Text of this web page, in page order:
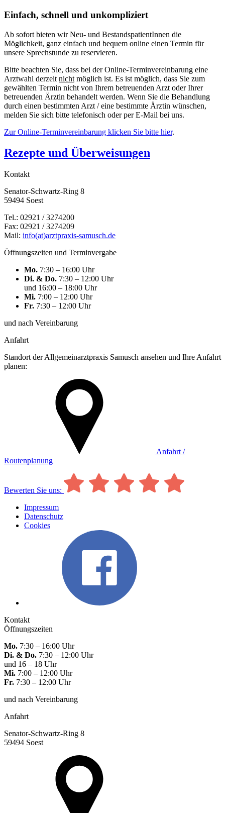
Einfach, schnell und unkompliziert
Ab sofort bieten wir Neu- und BestandspatientInnen die
Möglichkeit, ganz einfach und bequem online einen Termin für
unsere Sprechstunde zu reservieren.
Bitte beachten Sie, dass bei der Online-Terminvereinbarung eine
Arztwahl derzeit nicht möglich ist. Es ist möglich, dass Sie zum
gewählten Termin nicht von Ihrem betreuenden Arzt oder Ihrer
betreuenden Ärztin behandelt werden. Wenn Sie die Behandlung
durch einen bestimmten Arzt / eine bestimmte Ärztin wünschen,
melden Sie sich bitte telefonisch oder per E-Mail bei uns.
Zur Online-Terminvereinbarung klicken Sie bitte hier.
Rezepte und Überweisungen
Kontakt
Senator-Schwartz-Ring 8
59494 Soest
Tel.: 02921 / 3274200
Fax: 02921 / 3274209
Mail: info(at)arztpraxis-samusch.de
Öffnungszeiten und Terminvergabe
Mo. 7:30 – 16:00 Uhr
Di. & Do. 7:30 – 12:00 Uhr
und 16:00 – 18:00 Uhr
Mi. 7:00 – 12:00 Uhr
Fr. 7:30 – 12:00 Uhr
und nach Vereinbarung
Anfahrt
Standort der Allgemeinarztpraxis Samusch ansehen und Ihre Anfahrt
planen:
Anfahrt /
Routenplanung
Bewerten Sie uns:
Impressum
Datenschutz
Cookies
Kontakt
Öffnungszeiten
Mo. 7:30 – 16:00 Uhr
Di. & Do. 7:30 – 12:00 Uhr
und 16 – 18 Uhr
Mi. 7:00 – 12:00 Uhr
Fr. 7:30 – 12:00 Uhr
und nach Vereinbarung
Anfahrt
Senator-Schwartz-Ring 8
59494 Soest